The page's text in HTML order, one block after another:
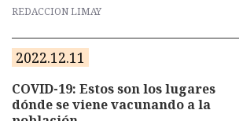
REDACCION LIMAY
2022.12.11
COVID-19: Estos son los lugares
dónde se viene vacunando a la